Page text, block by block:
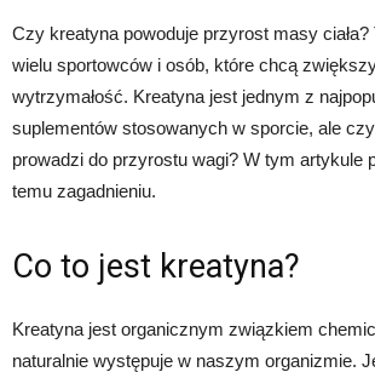
Czy kreatyna powoduje przyrost masy ciała?
wielu sportowców i osób, które chcą
wytrzymałość. Kreatyna jest jednym z
suplementów stosowanych w sporcie, ale
prowadzi do przyrostu wagi? W tym artykule
temu zagadnieniu.
Co to jest kreatyna?
Kreatyna jest organicznym związkiem
naturalnie występuje w naszym organizmie.